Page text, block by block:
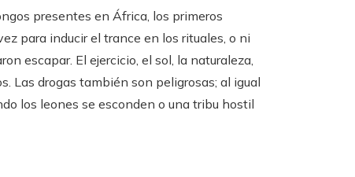
presentes en África, los primeros
para inducir el trance en los rituales, o ni
escapar. El ejercicio, el sol, la naturaleza,
Las drogas también son peligrosas; al igual
los leones se esconden o una tribu hostil